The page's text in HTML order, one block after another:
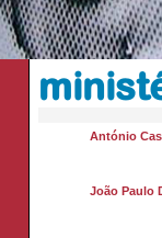
António
João Paulo